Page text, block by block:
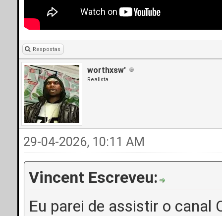
Respostas
worthxsw'
Realista
29-04-2026, 10:11 AM
Vincent Escreveu:
Eu parei de assistir o canal